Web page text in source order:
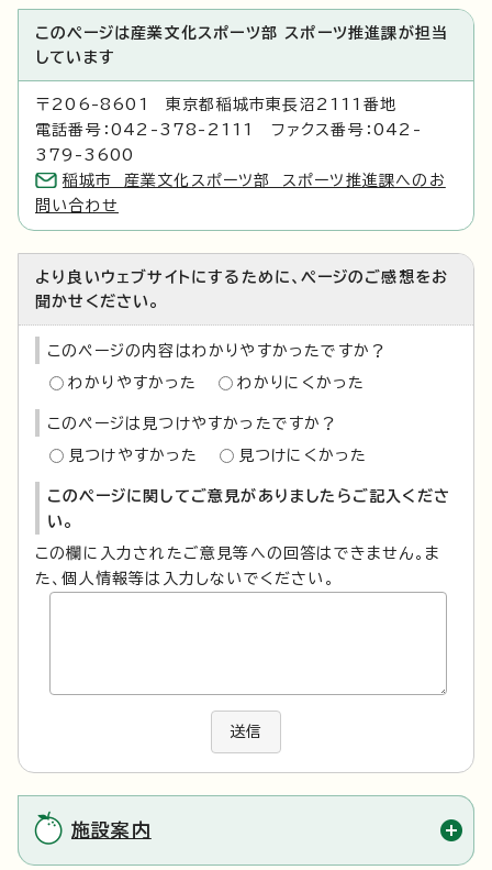
このページは産業文化スポーツ部 スポーツ推進課が担当
しています
〒206-8601 東京都稲城市東長沼2111番地
電話番号：042-378-2111 ファクス番号：042-
379-3600
稲城市 産業文化スポーツ部 スポーツ推進課へのお
問い合わせ
より良いウェブサイトにするために、ページのご感想をお
聞かせください。
このページの内容はわかりやすかったですか？
わかりやすかった わかりにくかった
このページは見つけやすかったですか？
見つけやすかった 見つけにくかった
このページに関してご意見がありましたらご記入くださ
い。
この欄に入力されたご意見等への回答はできません。ま
た、個人情報等は入力しないでください。
送信
施設案内